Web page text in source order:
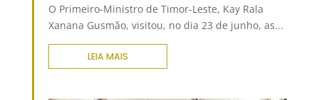
O Primeiro-Ministro de Timor-Leste, Kay Rala
Xanana Gusmão, visitou, no dia 23 de junho, as...
LEIA MAIS